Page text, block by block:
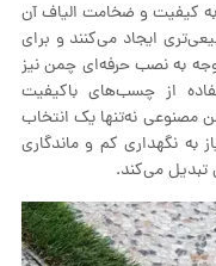
کیفیت و ضخامت الیاف آن
ایجاد می‌کنند و برای
به نصب حرفه‌ای چمن نیز
از چسب‌های باکیفیت
مصنوعی نه‌تنها یک انتخاب
به نگهداری کم و ماندگاری
تبدیل می‌کند.